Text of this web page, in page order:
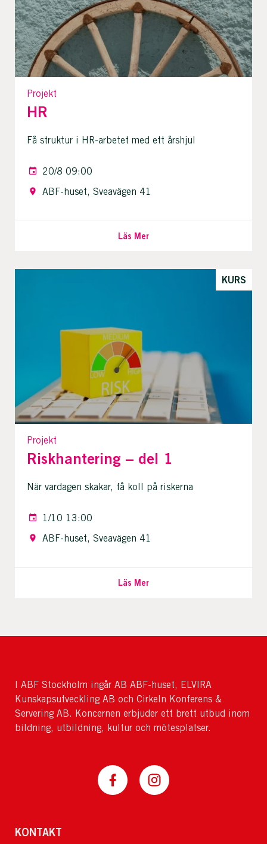
Projekt
HR
Få struktur i HR-arbetet med ett årshjul
20/8 09:00
ABF-huset, Sveavägen 41
Läs Mer
KURS
Projekt
Riskhantering – del 1
När vardagen skakar, få koll på riskerna
1/10 13:00
ABF-huset, Sveavägen 41
Läs Mer
I ABF Stockholm ingår AB ABF-huset, ELVIRA
Kunskapsutveckling AB och Cirkeln Konferens &
Servering AB. Koncernen erbjuder ett brett utbud inom
bildning, utbildning, kultur och mötesplatser.
KONTAKT